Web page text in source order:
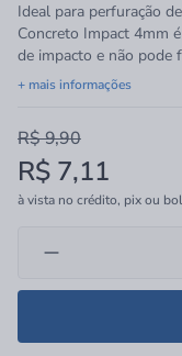
Ideal para perfuração
Concreto Impact 4mm
de impacto e não pode
deixá-la completa.
garante sua
mundialmente
e é referência em
+ mais informações
R$ 9,90
R$ 7,11
à vista no crédito, pix ou